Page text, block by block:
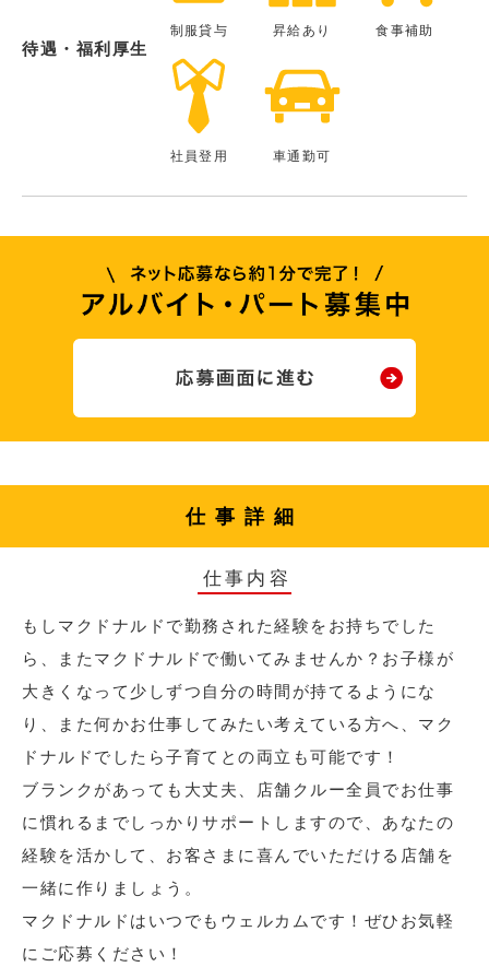
待遇・福利厚生
制服貸与 昇給あり 食事補助
社員登用 車通勤可
仕事詳細
仕事内容
もしマクドナルドで勤務された経験をお持ちでした
ら、またマクドナルドで働いてみませんか？お子様が
大きくなって少しずつ自分の時間が持てるようにな
り、また何かお仕事してみたい考えている方へ、マク
ドナルドでしたら子育てとの両立も可能です！
ブランクがあっても大丈夫、店舗クルー全員でお仕事
に慣れるまでしっかりサポートしますので、あなたの
経験を活かして、お客さまに喜んでいただける店舗を
一緒に作りましょう。
マクドナルドはいつでもウェルカムです！ぜひお気軽
にご応募ください！